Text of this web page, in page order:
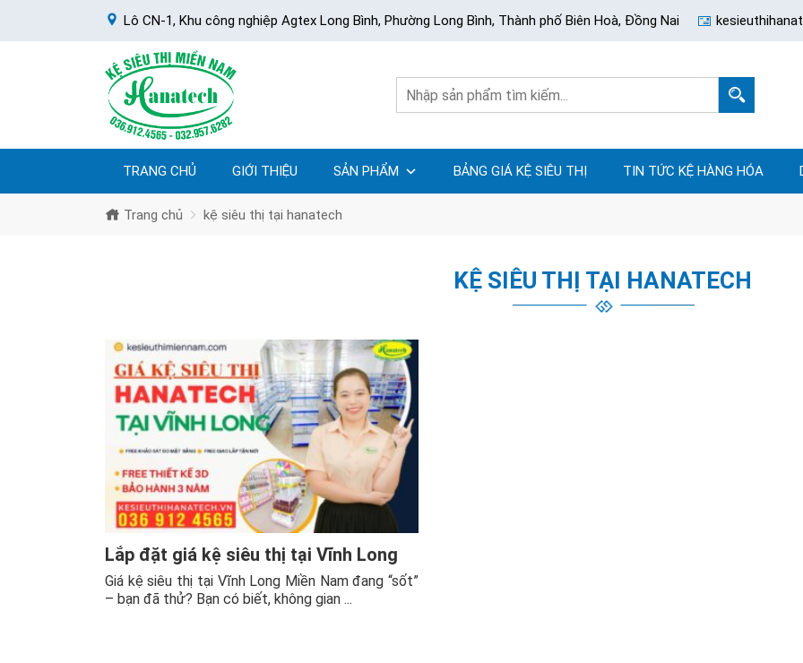
Lô CN-1, Khu công nghiệp Agtex Long Bình, Phường Long Bình, Thành phố Biên Hoà, Đồng Nai
TRANG CHỦ GIỚI THIỆU SẢN PHẨM BẢNG GIÁ KỆ SIÊU THỊ TIN TỨC KỆ HÀNG HÓA
Trang chủ kệ siêu thị tại hanatech
KỆ SIÊU THỊ TẠI HANATECH
Lắp đặt giá kệ siêu thị tại Vĩnh Long
Giá kệ siêu thị tại Vĩnh Long Miền Nam đang “sốt”
– bạn đã thử? Bạn có biết, không gian ...